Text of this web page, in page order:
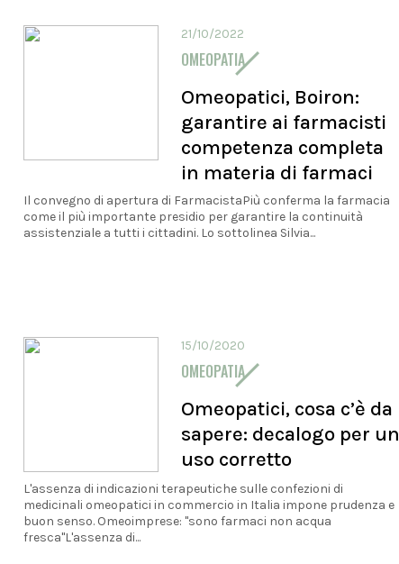
21/10/2022
OMEOPATIA
Omeopatici, Boiron:
garantire ai farmacisti
competenza completa
in materia di farmaci
Il convegno di apertura di FarmacistaPiù conferma la farmacia
come il più importante presidio per garantire la continuità
assistenziale a tutti i cittadini. Lo sottolinea Silvia...
15/10/2020
OMEOPATIA
Omeopatici, cosa c’è da
sapere: decalogo per un
uso corretto
L'assenza di indicazioni terapeutiche sulle confezioni di
medicinali omeopatici in commercio in Italia impone prudenza e
buon senso. Omeoimprese: "sono farmaci non acqua
fresca"L'assenza di...